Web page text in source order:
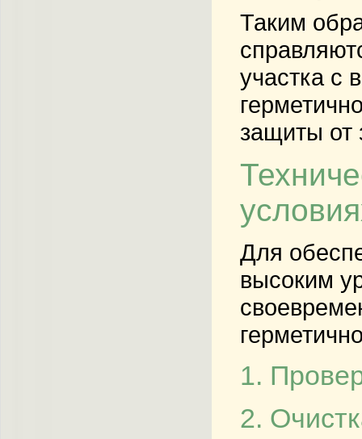
Таким
участка с
защиты от
Для
высоким
1.
2.